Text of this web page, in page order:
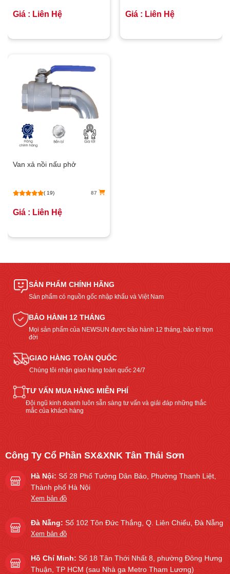
Giá : Liên Hệ Giá : Liên Hệ
Van xả nồi nấu phở
( 19) 87
Giá : Liên Hệ
SẢN PHẨM CHÍNH HÃNG
Sản phẩm có nguồn gốc nhập khẩu và Việt Nam
BẢO HÀNH 12 THÁNG
Mọi sản phẩm của NEWSUN được bảo hành 12 tháng, bảo trì trọn
đời
GIAO HÀNG TOÀN QUỐC
Chúng tôi nhận giao hàng toàn quốc 24/7
TƯ VẤN MUA HÀNG MIỄN PHÍ
Đội ngũ kinh doanh luôn sẵn sàng tư vấn và giải đáp những thắc
mắc của khách hàng
Công Ty Cổ Phần SX&XNK Tân Thái Sơn
Hà Nội: Số 28 Phố Tưởng Dân Bảo, Phường Thanh Liệt,
Thành phố Hà Nội
Xem bản đồ
Đà Nẵng: Số 102 Tôn Đức Thắng, Q. Liên Chiểu, Đà Nẵng
Xem bản đồ
Hồ Chí Minh: Số 18 Tân Thới Nhất 8, phường Đông Hưng
Thuận, TP HCM (sau Nhà ga Metro Tham Lương)